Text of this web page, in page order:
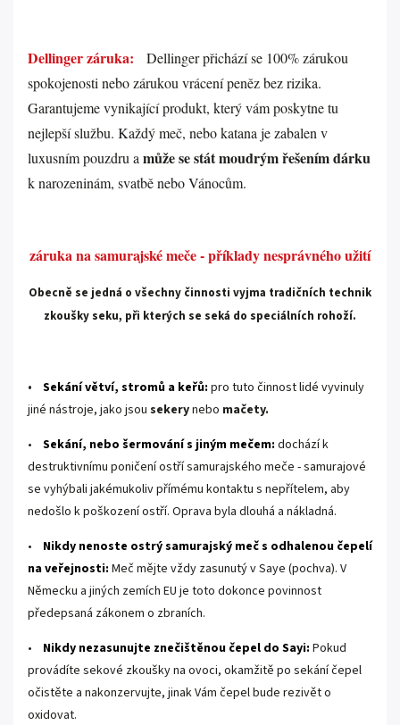
Dellinger záruka:
Dellinger přichází se 100% zárukou
spokojenosti nebo zárukou vrácení peněz bez rizika.
Garantujeme vynikající produkt, který vám poskytne tu
nejlepší službu. Každý meč, nebo katana je zabalen v
luxusním pouzdru a může se stát moudrým řešením dárku
k narozeninám, svatbě nebo Vánocům.
záruka na samurajské meče - příklady nesprávného užití
Obecně se jedná o všechny činnosti vyjma tradičních technik
zkoušky seku, při kterých se seká do speciálních rohoží.
• Sekání větví, stromů a keřů: pro tuto činnost lidé vyvinuly
jiné nástroje, jako jsou sekerynebo mačety.
• Sekání, nebo šermování s jiným mečem: dochází k
destruktivnímu poničení ostří samurajského meče - samurajové
se vyhýbali jakémukoliv přímému kontaktu s nepřítelem, aby
nedošlo k poškození ostří. Oprava byla dlouhá a nákladná.
• Nikdy nenoste ostrý samurajský meč s odhalenou čepelí
na veřejnosti: Meč mějte vždy zasunutý v Saye (pochva). V
Německu a jiných zemích EU je toto dokonce povinnost
předepsaná zákonem o zbraních.
• Nikdy nezasunujte znečištěnou čepel do Sayi: Pokud
provádíte sekové zkoušky na ovoci, okamžitě po sekání čepel
očistěte a nakonzervujte, jinak Vám čepel bude rezivět o
oxidovat.